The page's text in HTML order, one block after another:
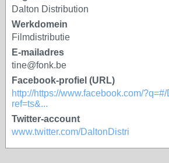
Dalton Distribution
Werkdomein
Filmdistributie
E-mailadres
tine@fonk.be
Facebook-profiel (URL)
http://https://www.facebook.com/
ref=ts&...
Twitter-account
www.twitter.com/DaltonDistri